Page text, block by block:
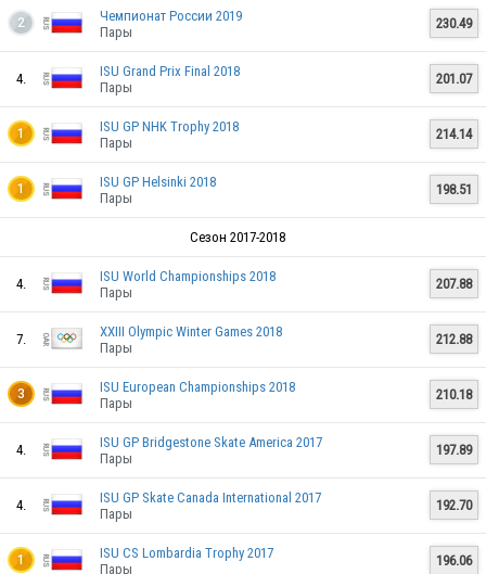
2
Чемпионат России 2019
Пары
230.49
4.
ISU Grand Prix Final 2018
Пары
201.07
1
ISU GP NHK Trophy 2018
Пары
214.14
1
ISU GP Helsinki 2018
Пары
198.51
Сезон 2017-2018
4.
ISU World Championships 2018
Пары
207.88
7.
XXIII Olympic Winter Games 2018
Пары
212.88
3
ISU European Championships 2018
Пары
210.18
4.
ISU GP Bridgestone Skate America 2017
Пары
197.89
4.
ISU GP Skate Canada International 2017
Пары
192.70
1
ISU CS Lombardia Trophy 2017
Пары
196.06